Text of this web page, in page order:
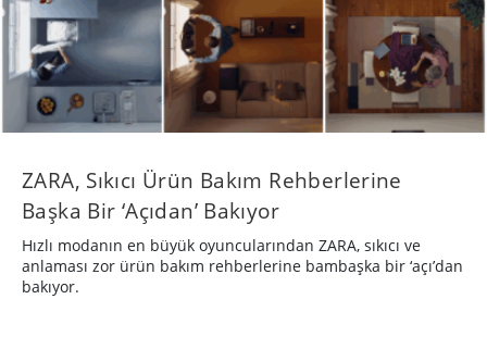
ZARA, Sıkıcı Ürün Bakım Rehberlerine
Başka Bir ‘Açıdan’ Bakıyor
Hızlı modanın en büyük oyuncularından ZARA, sıkıcı ve
anlaması zor ürün bakım rehberlerine bambaşka bir ‘açı’dan
bakıyor.